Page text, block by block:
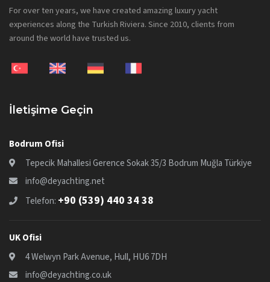
For over ten years, we have created amazing luxury yacht
experiences along the Turkish Riviera. Since 2010, clients from
around the world have trusted us.
İletişime Geçin
Bodrum Ofisi
Tepecik Mahallesi Gerence Sokak 35/3 Bodrum Muğla Türkiye
info@deyachting.net
Telefon: +90 (539) 440 34 38
UK Ofisi
4 Welwyn Park Avenue, Hull, HU6 7DH
info@deyachting.co.uk